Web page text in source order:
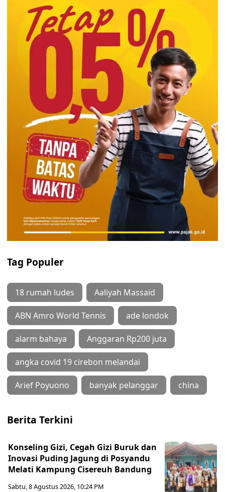
Tag Populer
18 rumah ludes Aaliyah Massaid
ABN Amro World Tennis ade londok
alarm bahaya Anggaran Rp200 juta
angka covid 19 cirebon melandai
Arief Poyuono banyak pelanggar china
Berita Terkini
Konseling Gizi, Cegah Gizi Buruk dan
Inovasi Puding Jagung di Posyandu
Melati Kampung Cisereuh Bandung
Sabtu, 8 Agustus 2026, 10:24 PM